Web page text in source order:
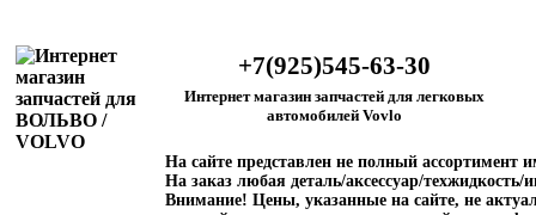
+7(925)545-63-30
Интернет магазин запчастей для легковых
автомобилей Vovlo
На сайте представлен не полный ассортимент
На заказ любая деталь/аксессуар/техжидкость/
Внимание! Цены, указанные на сайте, не